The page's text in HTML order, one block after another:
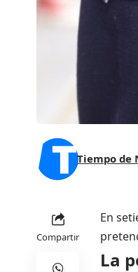
Tiempo de
Compartir
En
La